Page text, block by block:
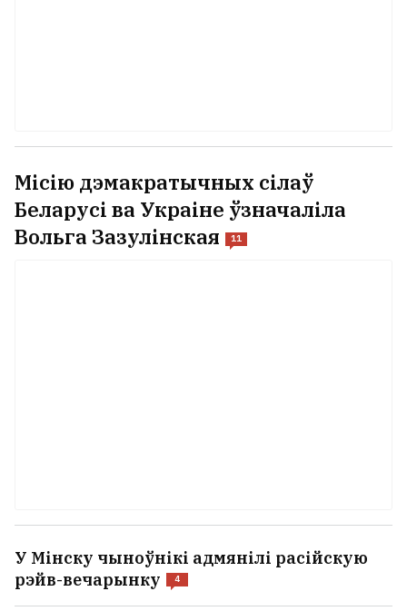
Місію дэмакратычных сілаў
Беларусі ва Украіне ўзначаліла
Вольга Зазулінская
11
У Мінску чыноўнікі адмянілі расійскую
рэйв-вечарынку
4